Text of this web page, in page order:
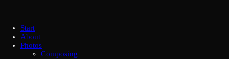
Start
About
Photos
Composing